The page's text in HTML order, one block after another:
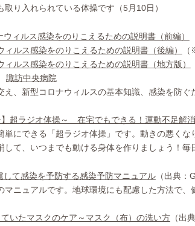
取り入れられている体操です（5月10日）
ウィルス感染をのりこえるための説明書（前編）
ィルス感染をのりこえるための説明書（後編）
ィルス感染をのりこえるための説明書（地方版）
諏訪中央病院
え、新型コロナウィルスの基本知識、感染を防
超ラジオ体操～ 在宅でもできる！運動不足解
単にできる「超ラジオ体操」です。動きの悪く
して、いつまでも動ける身体を作りましょう！毎
して感染を予防する感染予防マニュアル（出典：
マニュアルです。地球環境にも配慮した方法で、
いたマスクのケア～マスク（布）の洗い方（出